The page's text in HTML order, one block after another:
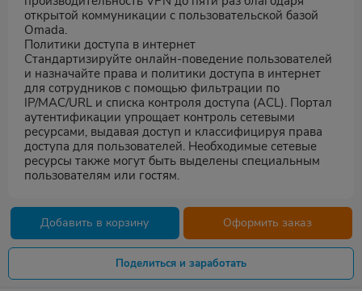
открытой коммуникации с пользовательской базой
Omada.
Политики доступа в интернет
Стандартизируйте онлайн-поведение пользователей
и назначайте права и политики доступа в интернет
для сотрудников с помощью фильтрации по
IP/MAC/URL и списка контроля доступа (ACL). Портал
аутентификации упрощает контроль сетевыми
ресурсами, выдавая доступ и классифицируя права
доступа для пользователей. Необходимые сетевые
ресурсы также могут быть выделены специальным
пользователям или гостям.
Добавить в корзину Оформить заказ
Поделиться и заработать